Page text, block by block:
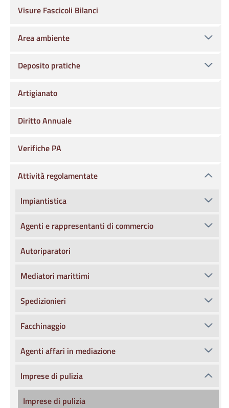
Visure Fascicoli Bilanci
Area ambiente
Deposito pratiche
Artigianato
Diritto Annuale
Verifiche PA
Attività regolamentate
Impiantistica
Agenti e rappresentanti di commercio
Autoriparatori
Mediatori marittimi
Spedizionieri
Facchinaggio
Agenti affari in mediazione
Imprese di pulizia
Imprese di pulizia